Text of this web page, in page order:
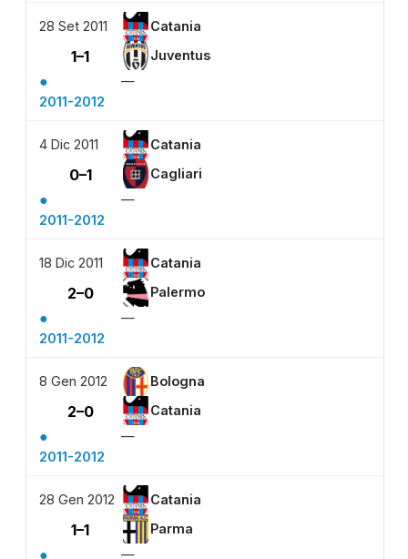
28 Set 2011 Catania
1–1 Juventus
●
—
2011-2012
4 Dic 2011 Catania
0–1 Cagliari
●
—
2011-2012
18 Dic 2011 Catania
2–0 Palermo
●
—
2011-2012
8 Gen 2012 Bologna
2–0 Catania
●
—
2011-2012
28 Gen 2012 Catania
1–1 Parma
● —